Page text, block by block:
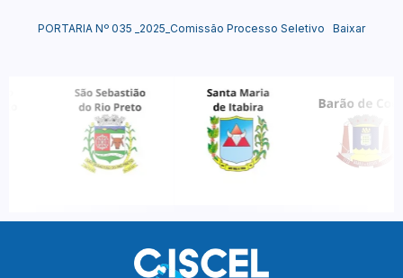
PORTARIA Nº 035 _2025_Comissão Processo Seletivo Baixar